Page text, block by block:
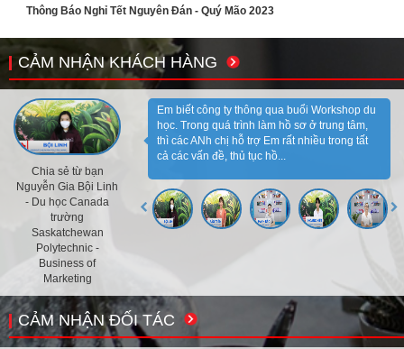
Thông Báo Nghỉ Tết Nguyên Đán - Quý Mão 2023
CẢM NHẬN KHÁCH HÀNG
Chia sẻ từ bạn
Nguyễn Gia Bội Linh
- Du học Canada
trường
Saskatchewan
Polytechnic -
Business of
Marketing
Em biết công ty thông qua buổi Workshop du
học. Trong quá trình làm hồ sơ ở trung tâm,
thì các ANh chị hỗ trợ Em rất nhiều trong tất
cả các vấn đề, thủ tục hồ...
CẢM NHẬN ĐỐI TÁC